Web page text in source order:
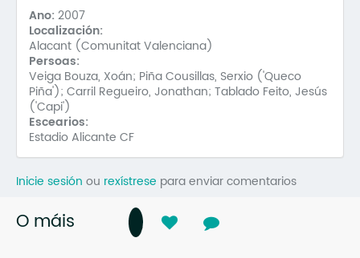
Ano: 2007
Localización:
Alacant (Comunitat Valenciana)
Persoas:
Veiga Bouza, Xoán; Piña Cousillas, Serxio ('Queco
Piña'); Carril Regueiro, Jonathan; Tablado Feito, Jesús
('Capi')
Escearios:
Estadio Alicante CF
Inicie sesión ou rexístrese para enviar comentarios
O máis